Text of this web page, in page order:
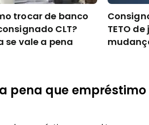
trocar de banco
CLT?
se vale a pena
TETO
pena que empréstimo